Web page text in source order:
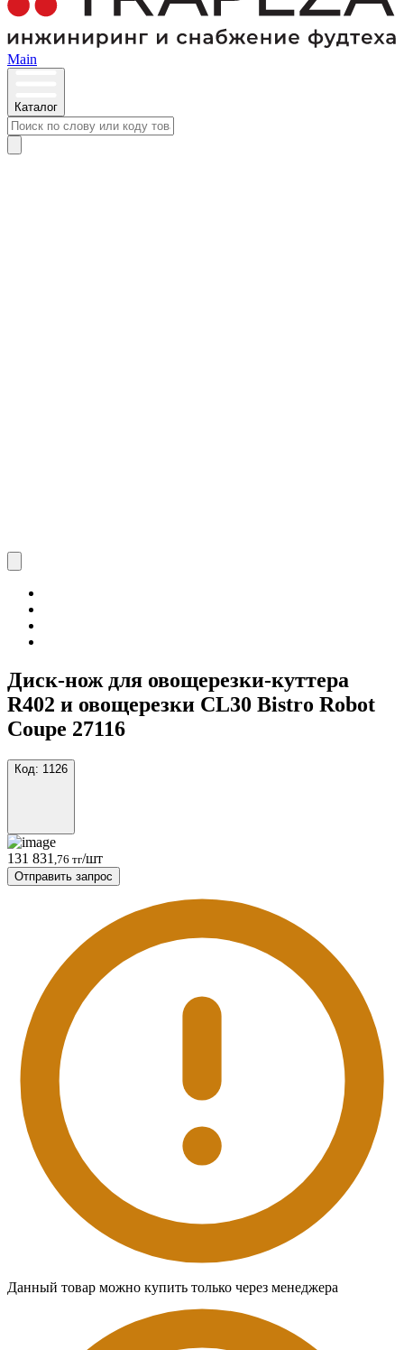
Main
Каталог
Диск-нож для овощерезки-куттера
R402 и овощерезки CL30 Bistro Robot
Coupe 27116
Код: 1126
131 831 ,76 тг/шт
Отправить запрос
Данный товар можно купить только через менеджера